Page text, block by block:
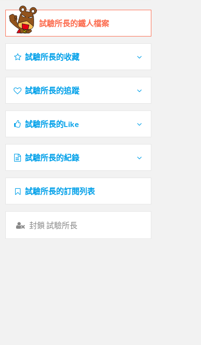
試驗所長的鐵人檔案
試驗所長的收藏
試驗所長的追蹤
試驗所長的Like
試驗所長的紀錄
試驗所長的訂閱列表
封鎖 試驗所長